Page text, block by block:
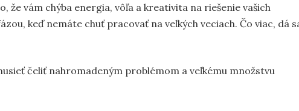
že vám chýba energia, vôľa a kreativita na riešenie vašich
keď nemáte chuť pracovať na veľkých veciach. Čo viac, dá
čeliť nahromadeným problémom a veľkému množstvu